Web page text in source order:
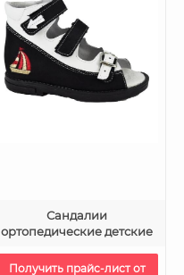
Сандалии
ортопедические детские
Получить прайс-лист от